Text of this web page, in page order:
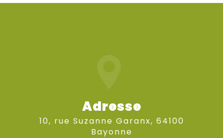
Adresse
10, rue Suzanne Garanx, 64100
Bayonne